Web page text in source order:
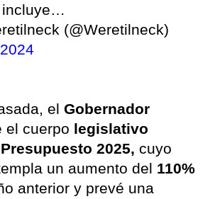
incluye…
(@Weretilneck)
el Gobernador
el cuerpo legislativo
Presupuesto 2025, cuyo
un aumento del 110%
anterior y prevé una